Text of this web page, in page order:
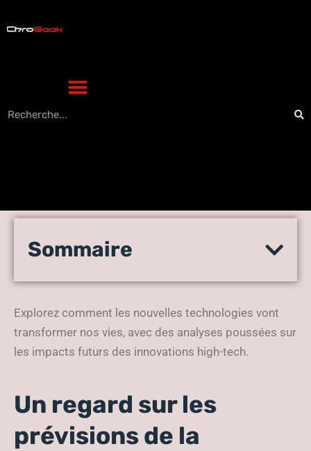
Les innovations high-tech
bouleverser notre quotidien
Sommaire
Explorez comment les nouvelles technologies vont
transformer nos vies, avec des analyses poussées sur
les impacts futurs des innovations high-tech.
Un regard sur les
prévisions de la